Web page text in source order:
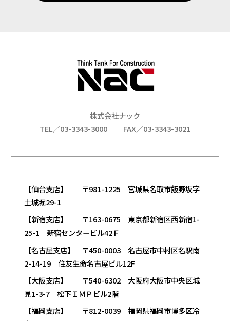
株式会社ナック
TEL／03-3343-3000
FAX／03-3343-3021
【仙台支店】 〒981-1225 宮城県名取市飯野坂字
土城堀29-1
【新宿支店】 〒163-0675 東京都新宿区西新宿1-
25-1 新宿センタービル42Ｆ
【名古屋支店】 〒450-0003 名古屋市中村区名駅南
2-14-19 住友生命名古屋ビル12F
【大阪支店】 〒540-6302 大阪府大阪市中央区城
見1-3-7 松下ＩＭＰビル2階
【福岡支店】 〒812-0039 福岡県福岡市博多区冷